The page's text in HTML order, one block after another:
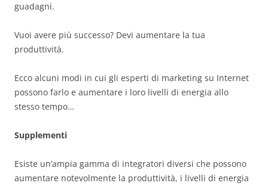
guadagni.
Vuoi avere più successo? Devi aumentare la tua
produttività.
Ecco alcuni modi in cui gli esperti di marketing su Internet
possono farlo e aumentare i loro livelli di energia allo
stesso tempo…
Supplementi
Esiste un’ampia gamma di integratori diversi che possono
aumentare notevolmente la produttività, i livelli di energia